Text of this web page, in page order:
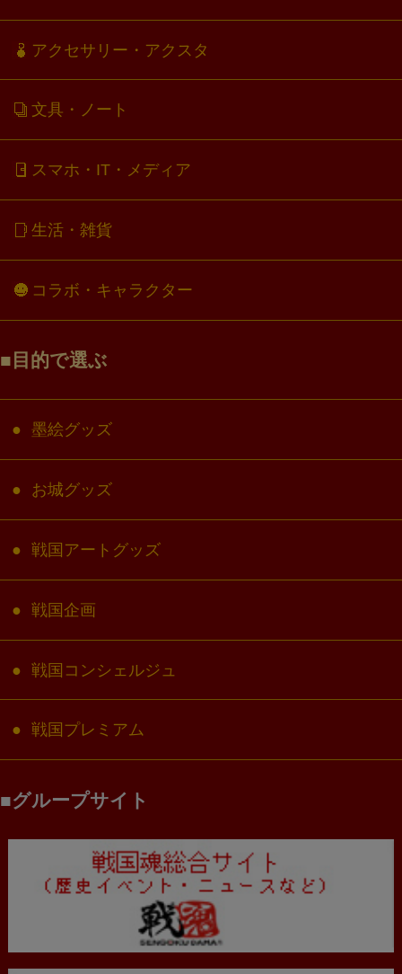
アクセサリー・アクスタ
文具・ノート
スマホ・IT・メディア
生活・雑貨
コラボ・キャラクター
目的で選ぶ
墨絵グッズ
お城グッズ
戦国アートグッズ
戦国企画
戦国コンシェルジュ
戦国プレミアム
グループサイト